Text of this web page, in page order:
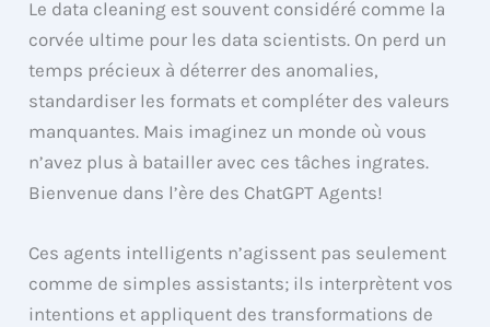
Le data cleaning est souvent considéré comme la
corvée ultime pour les data scientists. On perd un
temps précieux à déterrer des anomalies,
standardiser les formats et compléter des valeurs
manquantes. Mais imaginez un monde où vous
n’avez plus à batailler avec ces tâches ingrates.
Bienvenue dans l’ère des ChatGPT Agents!
Ces agents intelligents n’agissent pas seulement
comme de simples assistants; ils interprètent vos
intentions et appliquent des transformations de